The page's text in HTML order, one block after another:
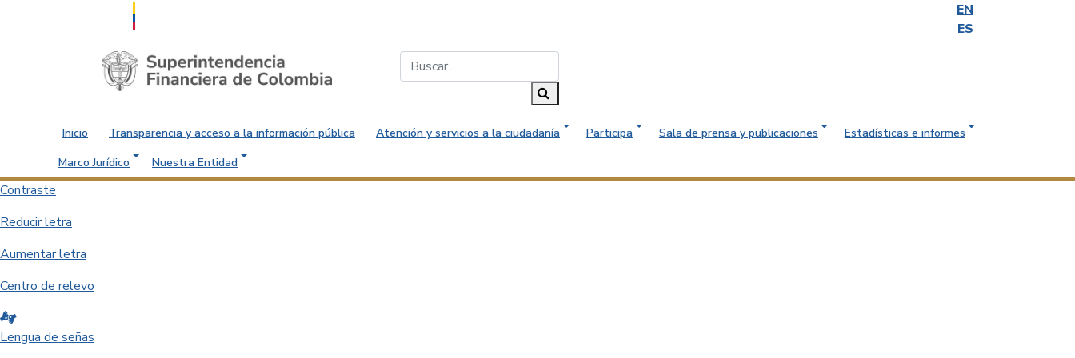
EN
ES
Saltar al contenido principal
Inicio Transparencia y acceso a la información pública Atención y servicios a la ciudadanía Participa Sala de prensa y publicaciones
Estadísticas e informes
Marco Jurídico
Nuestra Entidad
Contraste
Reducir letra
Aumentar letra
Centro de relevo
Lengua de señas